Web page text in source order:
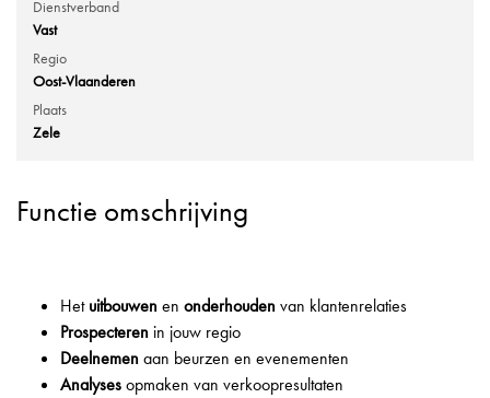
Dienstverband
Vast
Regio
Oost-Vlaanderen
Plaats
Zele
Functie omschrijving
Hetuitbouwenen onderhoudenvan klantenrelaties
Prospecteren in jouw regio
Deelnemenaan beurzen en evenementen
Analysesopmaken van verkoopresultaten